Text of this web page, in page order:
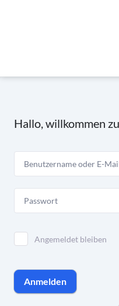
Hallo, willkommen
Angemeldet bleiben
Anmelden